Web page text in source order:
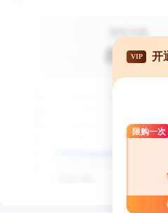
VIP 开
限购一次